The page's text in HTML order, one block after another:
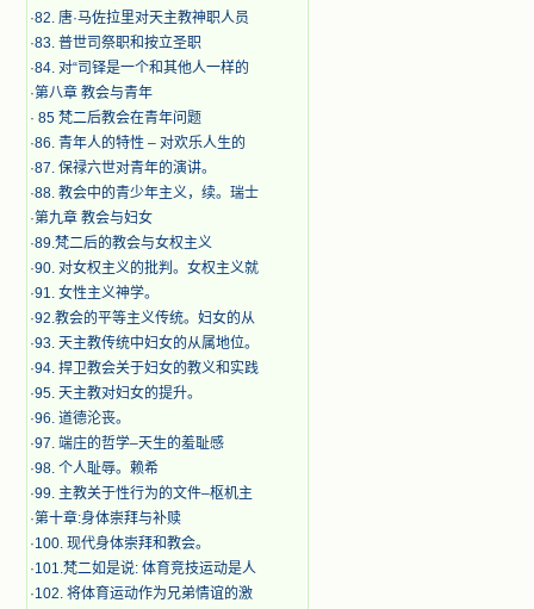
·82. 唐·马佐拉里对天主教神职人员
·83. 普世司祭职和按立圣职
·84. 对“司铎是一个和其他人一样的
·第八章 教会与青年
· ​ 85 梵二后教会在青年问题
·86. 青年人的特性 – 对欢乐人生的
·87. 保禄六世对青年的演讲。
·88. 教会中的青少年主义，续。瑞士
·第九章 教会与妇女
·89.梵二后的教会与女权主义
·90. 对女权主义的批判。女权主义就
·91. 女性主义神学。
·92.教会的平等主义传统。妇女的从
·93. 天主教传统中妇女的从属地位。
·94. 捍卫教会关于妇女的教义和实践
·95. 天主教对妇女的提升。
·96. 道德沦丧。
·97. 端庄的哲学–天生的羞耻感
·98. 个人耻辱。赖希
·99. 主教关于性行为的文件–枢机主
·第十章:身体崇拜与补赎
·100. 现代身体崇拜和教会。
·101.梵二如是说: 体育竞技运动是人
·102. 将体育运动作为兄弟情谊的激